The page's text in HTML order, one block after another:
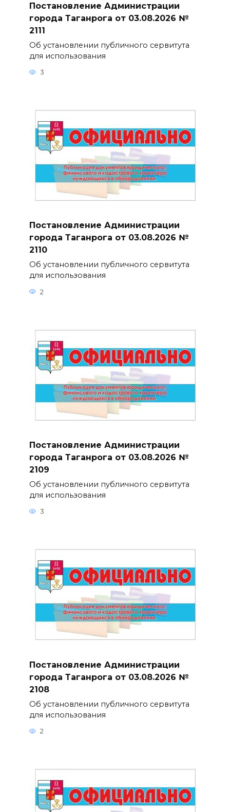
Постановление Администрации
города Таганрога от 03.08.2026 №
2111
Об установлении публичного сервитута
для использования
3
Постановление Администрации
города Таганрога от 03.08.2026 №
2110
Об установлении публичного сервитута
для использования
2
Постановление Администрации
города Таганрога от 03.08.2026 №
2109
Об установлении публичного сервитута
для использования
3
Постановление Администрации
города Таганрога от 03.08.2026 №
2108
Об установлении публичного сервитута
для использования
2